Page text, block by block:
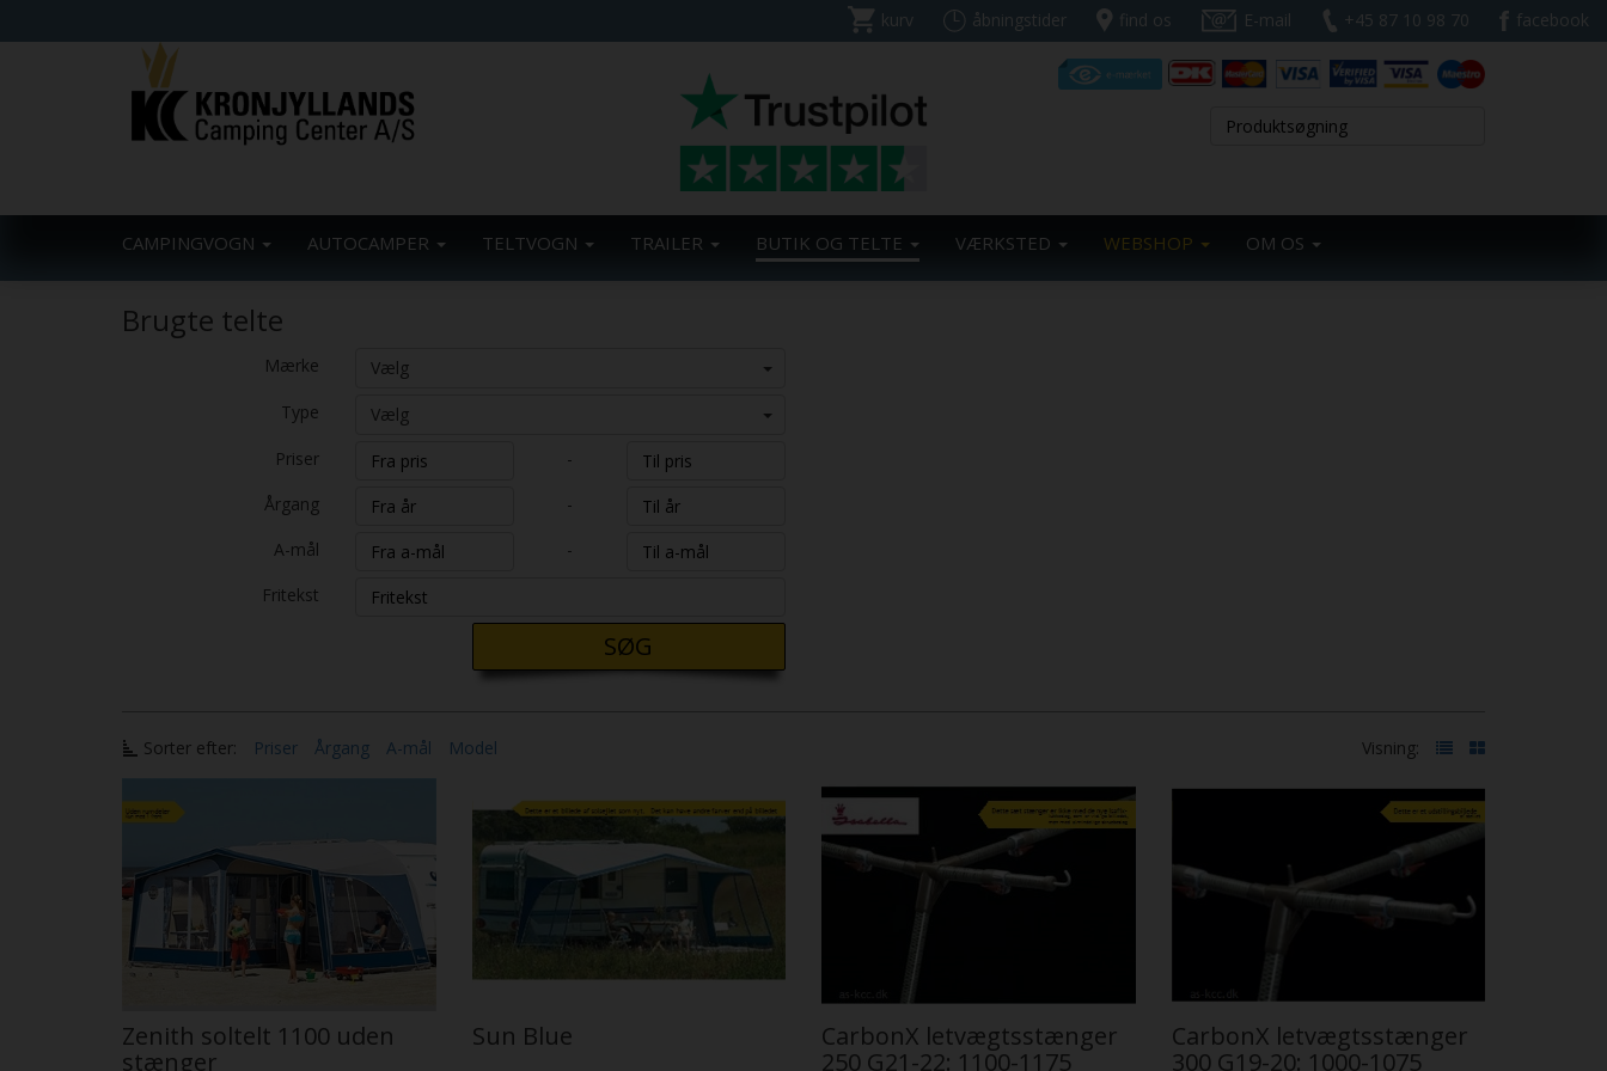
kurv åbningstider find os E-mail +45 87 10 98 70 facebook
CAMPINGVOGN AUTOCAMPER TELTVOGN TRAILER BUTIK OG TELTE VÆRKSTED WEBSHOP OM OS
Brugte telte
Mærke
Vælg
Type
Vælg
Priser
-
Årgang
-
A-mål
-
Fritekst
SØG
Sorter efter: Priser Årgang A-mål Model Visning:
Zenith soltelt 1100 uden
stænger
Sun Blue
CarbonX letvægtsstænger
250 G21-22: 1100-1175
CarbonX letvægtsstænger
300 G19-20: 1000-1075